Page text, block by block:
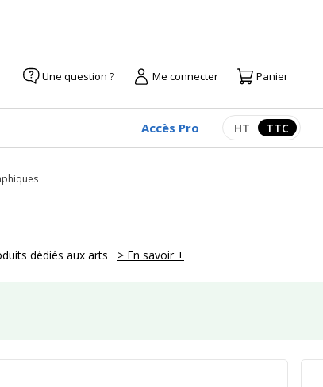
Une question ? Me connecter Panier
Accès Pro Afficher les
HT TTC
dédiés aux arts > En savoir +